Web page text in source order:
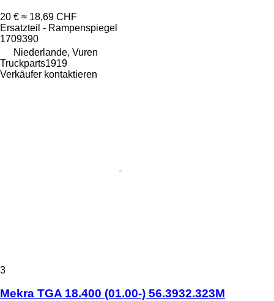
20 € ≈ 18,69 CHF
Ersatzteil - Rampenspiegel
1709390
Niederlande, Vuren
Truckparts1919
Verkäufer kontaktieren
3
Mekra TGA 18.400 (01.00-) 56.3932.323M